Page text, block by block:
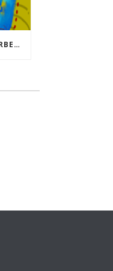
CLARA BILLAUD, NOTRE CORBEAU SUAVE, NOUS LIVRE QUELQUES INFOS SUR SON NOUVEAU “JEU”.